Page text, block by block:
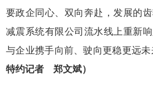
要政企同心、双向奔赴，发展的
减震系统有限公司流水线上重新
与企业携手向前、驶向更稳更远未
特约记者 郑文斌）